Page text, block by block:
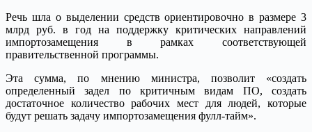
Речь шла о выделении средств ориентировочно в размере 3
млрд руб. в год на поддержку критических направлений
импортозамещения в рамках соответствующей
правительственной программы.
Эта сумма, по мнению министра, позволит «создать
определенный задел по критичным видам ПО, создать
достаточное количество рабочих мест для людей, которые
будут решать задачу импортозамещения фулл-тайм».